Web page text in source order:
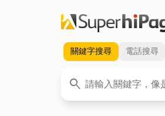
關鍵字搜尋 電話搜尋
search
關鍵字